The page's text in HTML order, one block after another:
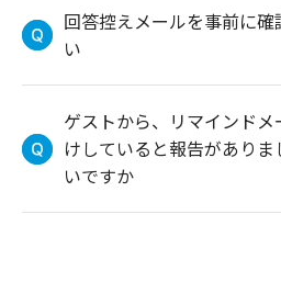
回答控えメールを事前に
い
ゲストから、リマインド
けしていると報告があり
いですか